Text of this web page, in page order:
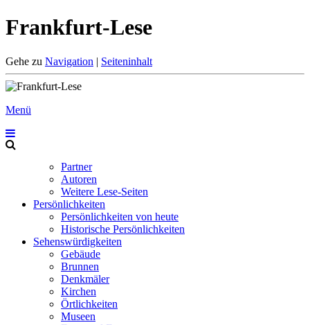
Frankfurt-Lese
Gehe zu Navigation | Seiteninhalt
Menü
Partner
Autoren
Weitere Lese-Seiten
Persönlichkeiten
Persönlichkeiten von heute
Historische Persönlichkeiten
Sehenswürdigkeiten
Gebäude
Brunnen
Denkmäler
Kirchen
Örtlichkeiten
Museen